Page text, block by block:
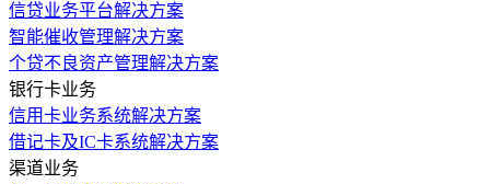
信贷业务平台解决方案
智能催收管理解决方案
个贷不良资产管理解决方案
银行卡业务
信用卡业务系统解决方案
借记卡及IC卡系统解决方案
渠道业务